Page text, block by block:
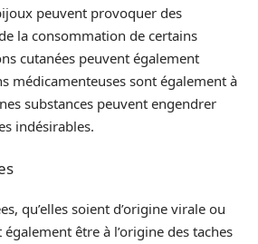
peuvent provoquer des
la consommation de certains
cutanées peuvent également
médicamenteuses sont également à
substances peuvent engendrer
indésirables.
qu’elles soient d’origine virale ou
être à l’origine des taches